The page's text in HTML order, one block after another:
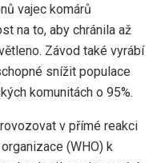
vajec komárů
na to, aby chránila až
Závod také vyrábí
snížit populace
komunitách o 95%.
v přímé reakci
(WHO) k